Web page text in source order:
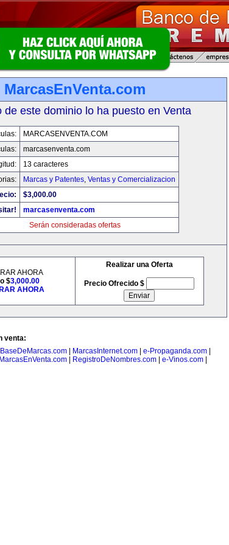
MarcasEnVenta.com
de este dominio lo ha puesto en Venta
MARCASENVENTA.COM
marcasenventa.com
13 caracteres
Marcas y Patentes, Ventas y Comercializacion
$3,000.00
marcasenventa.com
Serán consideradas ofertas
AHORA
$3,000.00
AHORA
Realizar una Oferta
Precio Ofrecido $
venta:
BaseDeMarcas.com MarcasInternet.com e-Propaganda.com
MarcasEnVenta.com| RegistroDeNombres.com| e-Vinos.com|